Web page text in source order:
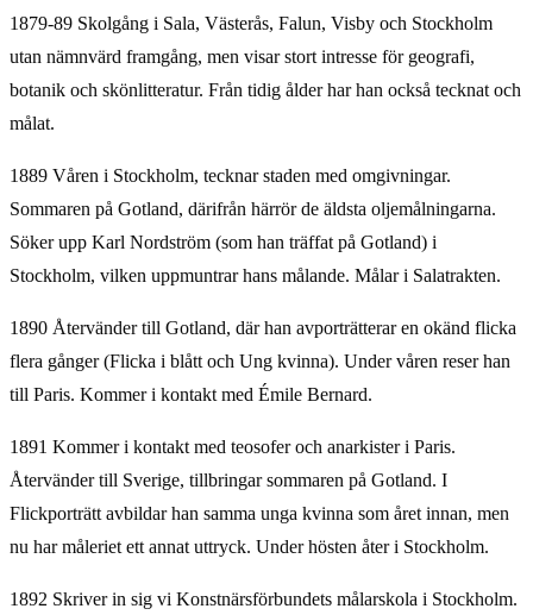
1879-89 Skolgång i Sala, Västerås, Falun, Visby och Stockholm
utan nämnvärd framgång, men visar stort intresse för geografi,
botanik och skönlitteratur. Från tidig ålder har han också tecknat och
målat.
1889 Våren i Stockholm, tecknar staden med omgivningar.
Sommaren på Gotland, därifrån härrör de äldsta oljemålningarna.
Söker upp Karl Nordström (som han träffat på Gotland) i
Stockholm, vilken uppmuntrar hans målande. Målar i Salatrakten.
1890 Återvänder till Gotland, där han avporträtterar en okänd flicka
flera gånger (Flicka i blått och Ung kvinna). Under våren reser han
till Paris. Kommer i kontakt med Émile Bernard.
1891 Kommer i kontakt med teosofer och anarkister i Paris.
Återvänder till Sverige, tillbringar sommaren på Gotland. I
Flickporträtt avbildar han samma unga kvinna som året innan, men
nu har måleriet ett annat uttryck. Under hösten åter i Stockholm.
1892 Skriver in sig vi Konstnärsförbundets målarskola i Stockholm.